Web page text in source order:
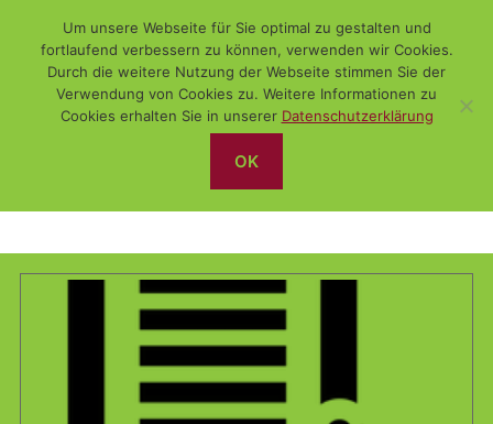
WiSch
E-Book
Um unsere Webseite für Sie optimal zu gestalten und
fortlaufend verbessern zu können, verwenden wir Cookies.
Durch die weitere Nutzung der Webseite stimmen Sie der
Verwendung von Cookies zu. Weitere Informationen zu
Cookies erhalten Sie in unserer Datenschutzerklärung
OK